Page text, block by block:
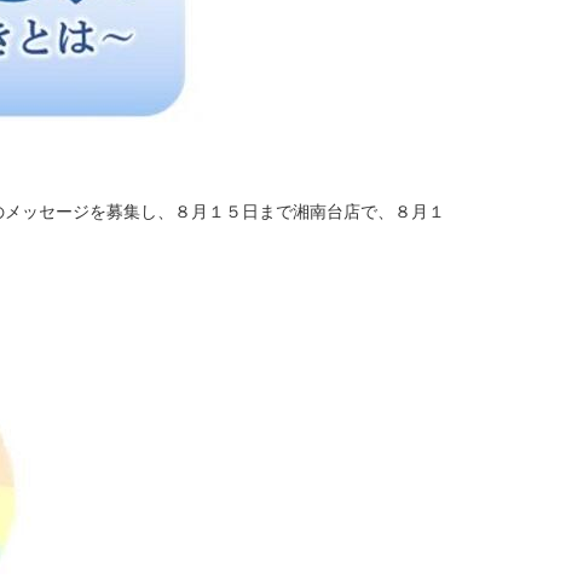
ッセージを募集し、８月１５日まで湘南台店で、８月１